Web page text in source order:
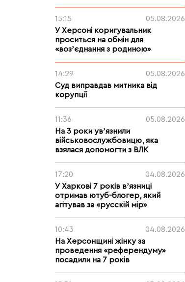
15:15
05.08.2026
У Херсоні коригувальник
проситься на обмін для
«возʼєднання з родиною»
14:29
05.08.2026
Суд виправдав митника від
корупції
11:36
05.08.2026
На 3 роки увʼязнили
військовослужбовицю, яка
взялася допомогти з ВЛК
17:20
04.08.2026
У Харкові 7 років вʼязниці
отримав ютуб-блогер, який
агітував за «русскій мір»
10:43
04.08.2026
На Херсонщині жінку за
проведення «референдуму»
посадили на 7 років